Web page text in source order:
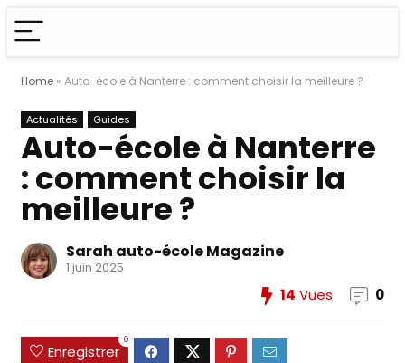
Home » Auto-école à Nanterre : comment choisir la meilleure ?
Actualités Guides
Auto-école à Nanterre
: comment choisir la
meilleure ?
Sarah auto-école Magazine
1 juin 2025
14 Vues 0
Enregistrer
0